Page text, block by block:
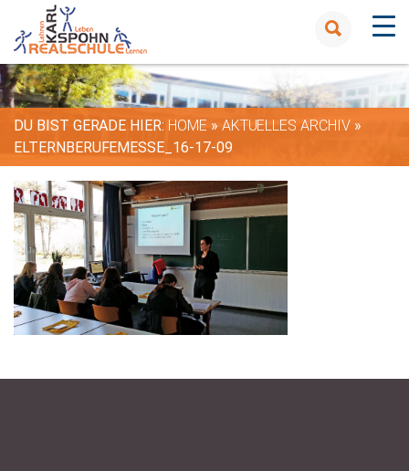
DU BIST GERADE HIER: HOME » AKTUELLES ARCHIV»
ELTERNBERUFEMESSE_16-17-09